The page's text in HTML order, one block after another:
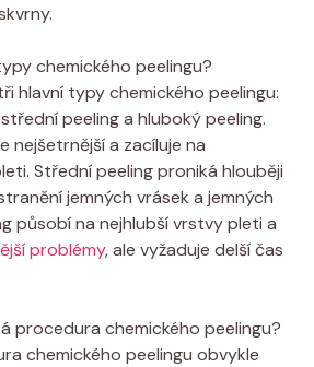
chemického peelingu?
hlavní typy chemického peelingu:
peeling a hluboký peeling.
nejšetrnější a zacíluje na
Střední peeling proniká hlouběji
jemných vrásek a jemných
působí na nejhlubší vrstvy pleti a
problémy, ale vyžaduje delší čas
procedura chemického peelingu?
chemického peelingu obvykle